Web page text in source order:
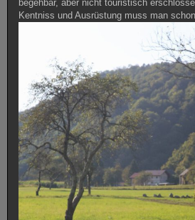
begehbar, aber nicht touristisch
Kentniss und Ausrüstung muss man